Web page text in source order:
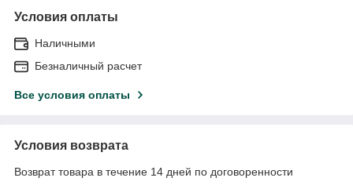
Условия оплаты
Наличными
Безналичный расчет
Все условия оплаты
Условия возврата
Возврат товара в течение 14 дней по договоренности